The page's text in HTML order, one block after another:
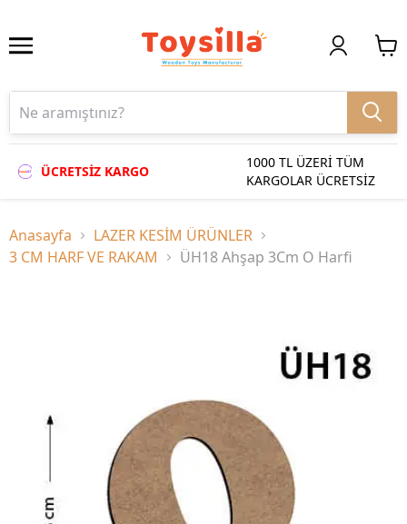
ÜCRETSİZ KARGO
1000 TL ÜZERİ TÜM
KARGOLAR ÜCRETSİZ
Anasayfa
LAZER KESİM ÜRÜNLER
3 CM HARF VE RAKAM
ÜH18 Ahşap 3Cm O Harfi